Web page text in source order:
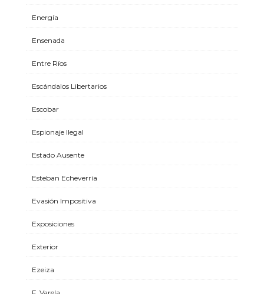
Energía
Ensenada
Entre Ríos
Escándalos Libertarios
Escobar
Espionaje Ilegal
Estado Ausente
Esteban Echeverría
Evasión Impositiva
Exposiciones
Exterior
Ezeiza